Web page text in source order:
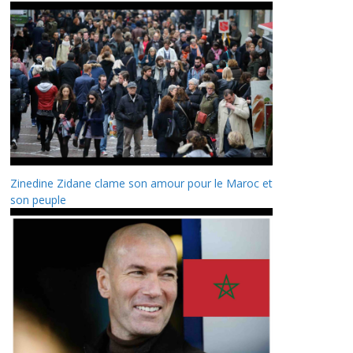
Zinedine Zidane clame son amour pour le Maroc et
son peuple